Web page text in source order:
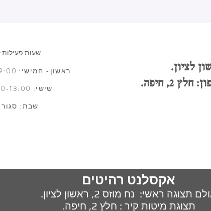
שעות פעילות:
ראשון- חמישי: 10:00-19:00
שישי: 9:00-13:00
שבת: סגור
2, חיפה.
אקסלנט רהיטים
תצוגה ראשי: נח מוזס 2,
ראשון לציון.
תצוגת מיטות קיר : חלץ 2, חיפה.